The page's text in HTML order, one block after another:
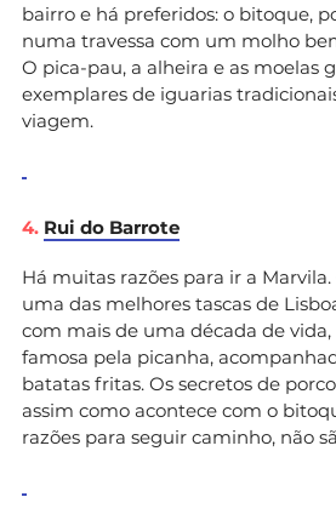
bairro e há preferidos: o bitoque,
numa travessa com um molho
O pica-pau, a alheira e as moelas
exemplares de iguarias
viagem.
4. Rui do Barrote
Há muitas razões para ir a
uma das melhores tascas de
com mais de uma década de
famosa pela picanha,
batatas fritas. Os secretos de
assim como acontece com o
razões para seguir caminho, não